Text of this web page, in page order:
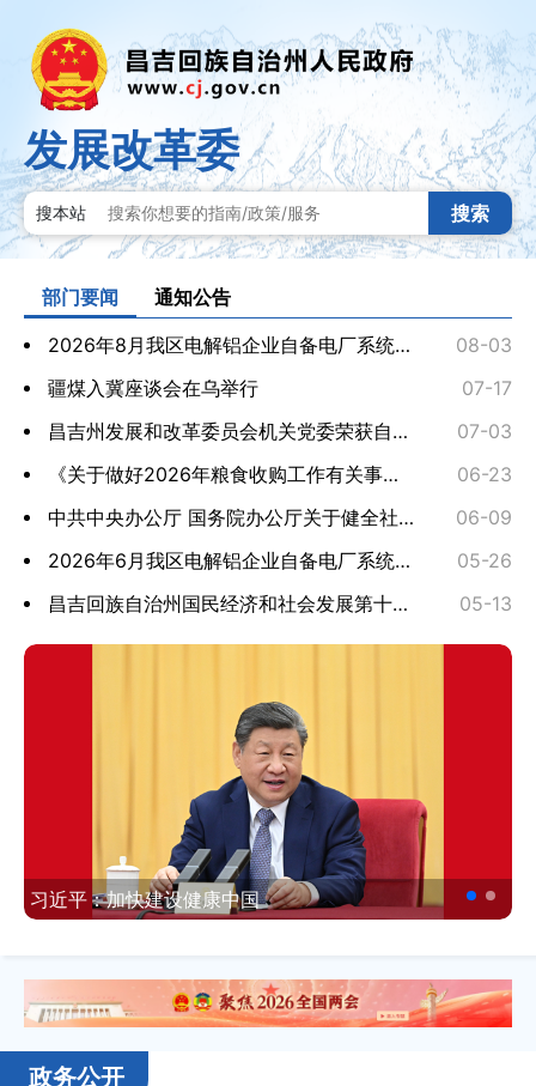
发展改革委
搜本站 搜索
部门要闻
通知公告
2026年8月我区电解铝企业自备电厂系统备用费标准
08-03
疆煤入冀座谈会在乌举行
07-17
昌吉州发展和改革委员会机关党委荣获自治区先进基层...
07-03
《关于做好2026年粮食收购工作有关事项的通知》政策...
06-23
中共中央办公厅 国务院办公厅关于健全社会信用体系...
06-09
2026年6月我区电解铝企业自备电厂系统备用费标准
05-26
昌吉回族自治州国民经济和社会发展第十五个五年规划...
05-13
习近平：加快建设健康中国
政务公开